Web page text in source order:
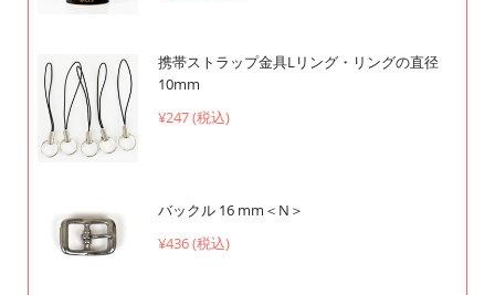
携帯ストラップ金具Lリング・リングの直径
10mm
¥247 (税込)
バックル 16 mm＜N＞
¥436 (税込)